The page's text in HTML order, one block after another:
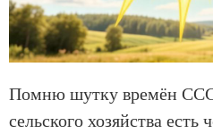
Помню шутку времён
сельского хозяйства есть